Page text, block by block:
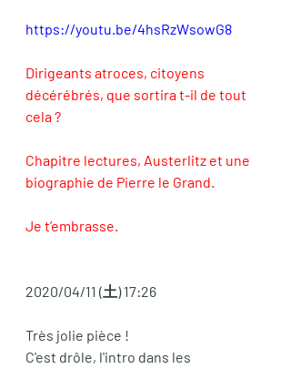
https://youtu.be/4hsRzWsowG8
Dirigeants atroces, citoyens
décérébrés, que sortira t-il de tout
cela ?
Chapitre lectures, Austerlitz et une
biographie de Pierre le Grand.
Je t’embrasse.
2020/04/11 (土) 17:26
Très jolie pièce !
C'est drôle, l'intro dans les